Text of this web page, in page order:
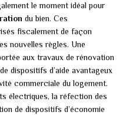
le moment idéal pour
du bien. Ces
fiscalement de façon
nouvelles règles. Une
aux travaux de rénovation
dispositifs d’aide avantageux
commerciale du logement.
électriques, la réfection des
de dispositifs d’économie